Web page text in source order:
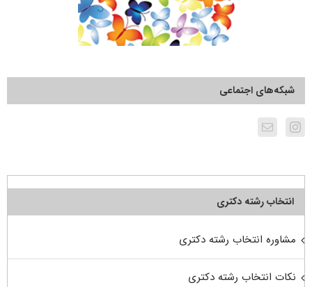
شبکه‌های اجتماعی
انتخاب رشته دکتری
مشاوره انتخاب رشته دکتری
نکات انتخاب رشته دکتری